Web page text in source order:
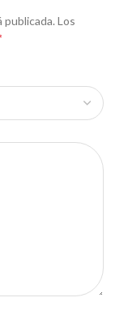
publicada.Los